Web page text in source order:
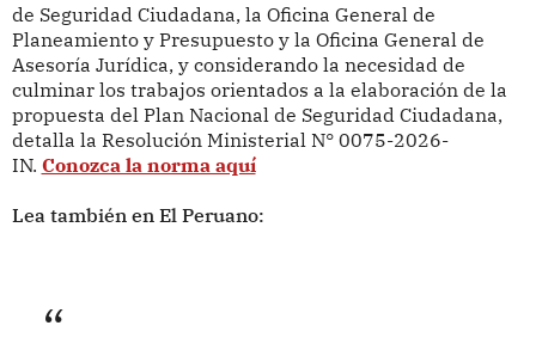
de Seguridad Ciudadana, la Oficina General de
Planeamiento y Presupuesto y la Oficina General de
Asesoría Jurídica, y considerando la necesidad de
culminar los trabajos orientados a la elaboración de la
propuesta del Plan Nacional de Seguridad Ciudadana,
detalla la Resolución Ministerial N° 0075-2026-
IN. Conozca la norma aquí
Lea también en El Peruano: